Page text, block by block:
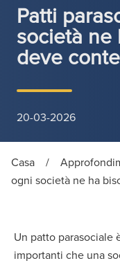
Patti
società ne
deve
20-03-2026
Casa /
ogni società ne ha
Un patto parasociale
importanti che una